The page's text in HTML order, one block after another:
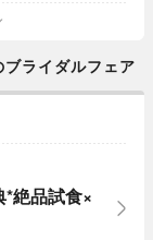
ライダルフェア
*絶品試食×